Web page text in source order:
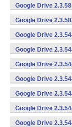
Google Drive
Google Drive
Google Drive
Google Drive
Google Drive
Google Drive
Google Drive
Google Drive
Google Drive